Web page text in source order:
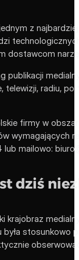
z
dostawcom
telewizji, radiu,
firmy w
wymagających
mailowo:
dziś
krajobraz
stosunkowo